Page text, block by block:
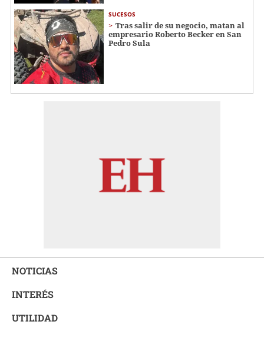
SUCESOS
Tras salir de su negocio, matan al
empresario Roberto Becker en San
Pedro Sula
NOTICIAS
INTERÉS
UTILIDAD